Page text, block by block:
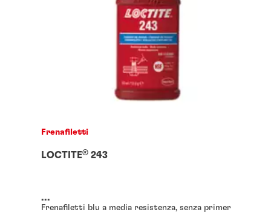
Frenafiletti
LOCTITE® 243
...
Frenafiletti blu a media resistenza, senza primer